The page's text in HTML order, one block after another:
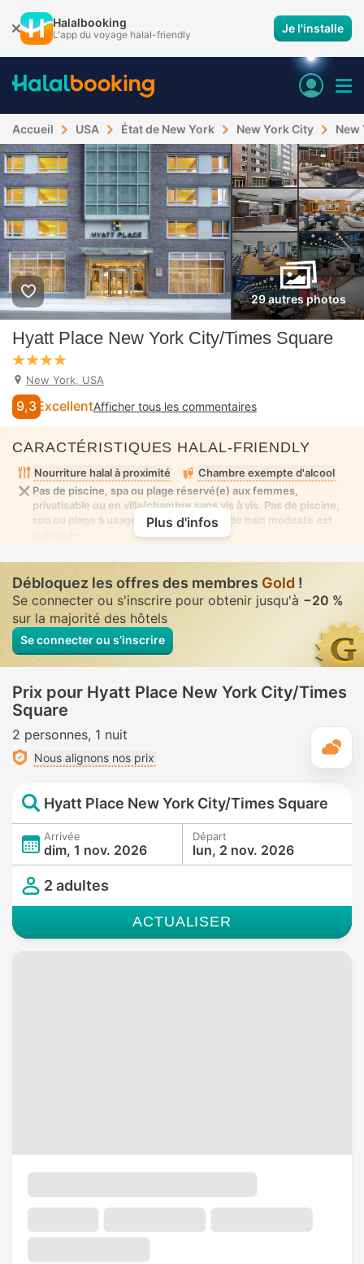
Halalbooking
L'app du voyage halal-friendly Je l'installe
Accueil USA État de New York New York City New
29 autres photos
Hyatt Place New York City/Times Square
New York, USA
9,3 ExcellentAfficher tous les commentaires
CARACTÉRISTIQUES HALAL-FRIENDLY
Nourriture halal à proximité
Chambre exempte d'alcool
Pas de piscine, spa ou plage réservé(e) aux femmes,
privatisable ou en villa/chambre sans vis à vis. Pas de piscine,
spa ou plage à usage mixte où la tenue de bain modeste est
Plus d'infos
Débloquez les offres des membres Gold !
Se connecter ou s'inscrire pour obtenir jusqu'à −20 %
sur la majorité des hôtels
Se connecter ou s’inscrire
Prix pour Hyatt Place New York City/Times
Square
2 personnes 1 nuit
Nous alignons nos prix
Hyatt Place New York City/Times Square
Arrivée
dim, 1 nov. 2026
Départ
lun, 2 nov. 2026
2 adultes
ACTUALISER